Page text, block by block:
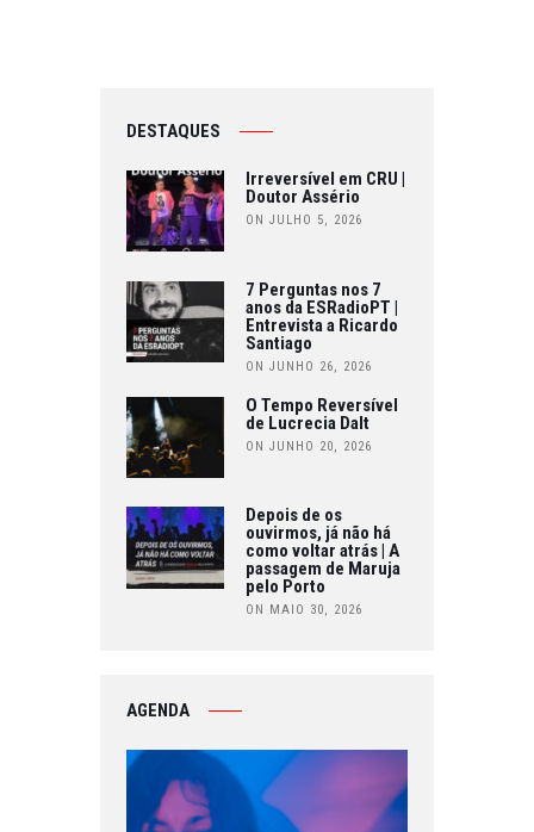
DESTAQUES
Irreversível em CRU |
Doutor Assério
ON JULHO 5, 2026
7 Perguntas nos 7
anos da ESRadioPT |
Entrevista a Ricardo
Santiago
ON JUNHO 26, 2026
O Tempo Reversível
de Lucrecia Dalt
ON JUNHO 20, 2026
Depois de os
ouvirmos, já não há
como voltar atrás | A
passagem de Maruja
pelo Porto
ON MAIO 30, 2026
AGENDA